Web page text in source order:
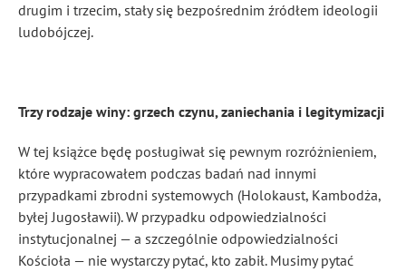
drugim i trzecim, stały się bezpośrednim źródłem ideologii
ludobójczej.
Trzy rodzaje winy: grzech czynu, zaniechania i legitymizacji
W tej książce będę posługiwał się pewnym rozróżnieniem,
które wypracowałem podczas badań nad innymi
przypadkami zbrodni systemowych (Holokaust, Kambodża,
byłej Jugosławii). W przypadku odpowiedzialności
instytucjonalnej — a szczególnie odpowiedzialności
Kościoła — nie wystarczy pytać, kto zabił. Musimy pytać